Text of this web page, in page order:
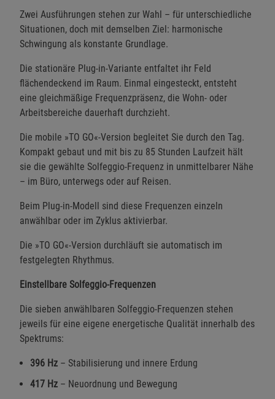
Zwei Ausführungen stehen zur Wahl – für unterschiedliche
Situationen, doch mit demselben Ziel: harmonische
Schwingung als konstante Grundlage.
Die stationäre Plug-in-Variante entfaltet ihr Feld
flächendeckend im Raum. Einmal eingesteckt, entsteht
eine gleichmäßige Frequenzpräsenz, die Wohn- oder
Arbeitsbereiche dauerhaft durchzieht.
Die mobile »TO GO«-Version begleitet Sie durch den Tag.
Kompakt gebaut und mit bis zu 85 Stunden Laufzeit hält
sie die gewählte Solfeggio-Frequenz in unmittelbarer Nähe
– im Büro, unterwegs oder auf Reisen.
Beim Plug-in-Modell sind diese Frequenzen einzeln
anwählbar oder im Zyklus aktivierbar.
Die »TO GO«-Version durchläuft sie automatisch im
festgelegten Rhythmus.
Einstellbare Solfeggio-Frequenzen
Die sieben anwählbaren Solfeggio-Frequenzen stehen
jeweils für eine eigene energetische Qualität innerhalb des
Spektrums:
396 Hz – Stabilisierung und innere Erdung
417 Hz – Neuordnung und Bewegung